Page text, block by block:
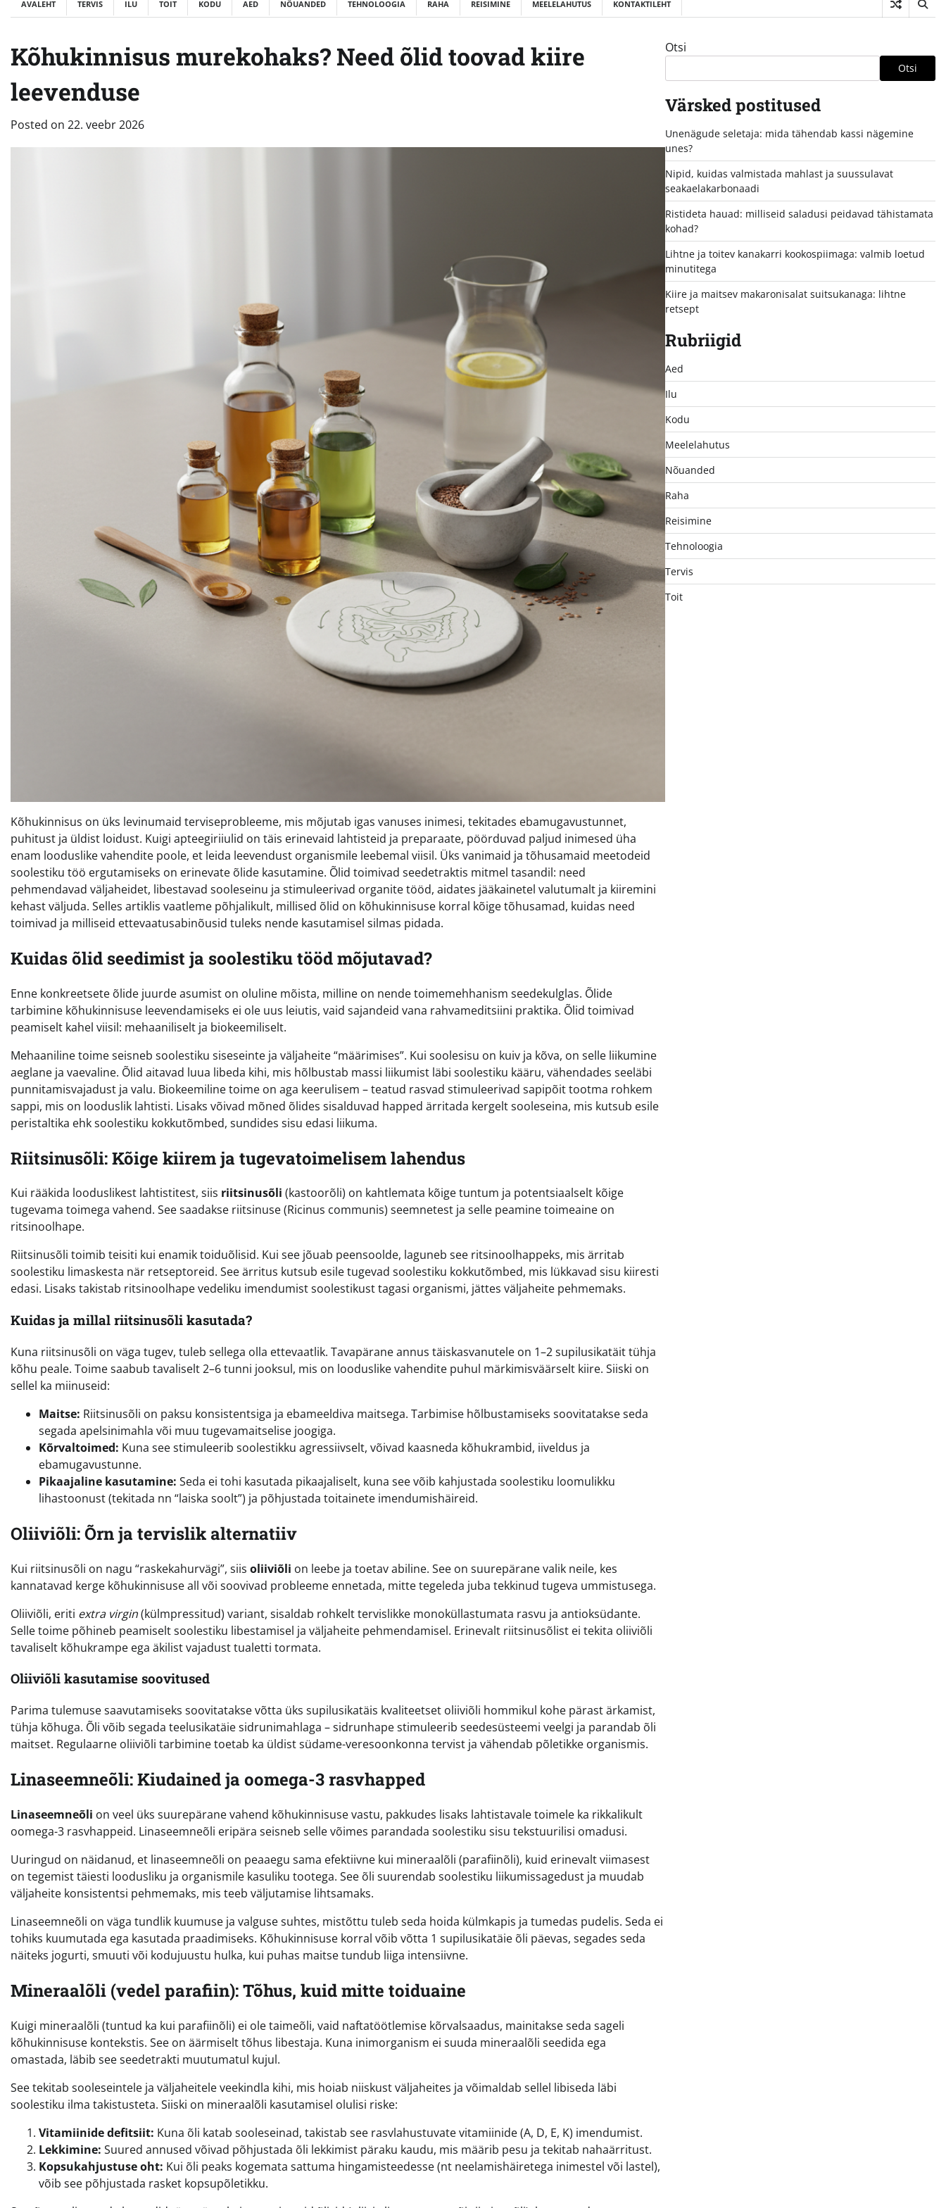
AVALEHT TERVIS ILU TOIT KODU AED NÕUANDED TEHNOLOOGIA RAHA REISIMINE MEELELAHUTUS KONTAKTILEHT
Kõhukinnisus murekohaks? Need õlid toovad kiire
leevenduse
Posted on 22. veebr 2026
Kõhukinnisus on üks levinumaid terviseprobleeme, mis mõjutab igas vanuses inimesi, tekitades ebamugavustunnet,
puhitust ja üldist loidust. Kuigi apteegiriiulid on täis erinevaid lahtisteid ja preparaate, pöörduvad paljud inimesed üha
enam looduslike vahendite poole, et leida leevendust organismile leebemal viisil. Üks vanimaid ja tõhusamaid meetodeid
soolestiku töö ergutamiseks on erinevate õlide kasutamine. Õlid toimivad seedetraktis mitmel tasandil: need
pehmendavad väljaheidet, libestavad sooleseinu ja stimuleerivad organite tööd, aidates jääkainetel valutumalt ja kiiremini
kehast väljuda. Selles artiklis vaatleme põhjalikult, millised õlid on kõhukinnisuse korral kõige tõhusamad, kuidas need
toimivad ja milliseid ettevaatusabinõusid tuleks nende kasutamisel silmas pidada.
Kuidas õlid seedimist ja soolestiku tööd mõjutavad?
Enne konkreetsete õlide juurde asumist on oluline mõista, milline on nende toimemehhanism seedekulglas. Õlide
tarbimine kõhukinnisuse leevendamiseks ei ole uus leiutis, vaid sajandeid vana rahvameditsiini praktika. Õlid toimivad
peamiselt kahel viisil: mehaaniliselt ja biokeemiliselt.
Mehaaniline toime seisneb soolestiku siseseinte ja väljaheite “määrimises”. Kui soolesisu on kuiv ja kõva, on selle liikumine
aeglane ja vaevaline. Õlid aitavad luua libeda kihi, mis hõlbustab massi liikumist läbi soolestiku kääru, vähendades seeläbi
punnitamisvajadust ja valu. Biokeemiline toime on aga keerulisem – teatud rasvad stimuleerivad sapipõit tootma rohkem
sappi, mis on looduslik lahtisti. Lisaks võivad mõned õlides sisalduvad happed ärritada kergelt sooleseina, mis kutsub esile
peristaltika ehk soolestiku kokkutõmbed, sundides sisu edasi liikuma.
Riitsinusõli: Kõige kiirem ja tugevatoimelisem lahendus
Kui rääkida looduslikest lahtistitest, siis riitsinusõli (kastoorõli) on kahtlemata kõige tuntum ja potentsiaalselt kõige
tugevama toimega vahend. See saadakse riitsinuse (Ricinus communis) seemnetest ja selle peamine toimeaine on
ritsinoolhape.
Riitsinusõli toimib teisiti kui enamik toiduõlisid. Kui see jõuab peensoolde, laguneb see ritsinoolhappeks, mis ärritab
soolestiku limaskesta när retseptoreid. See ärritus kutsub esile tugevad soolestiku kokkutõmbed, mis lükkavad sisu kiiresti
edasi. Lisaks takistab ritsinoolhape vedeliku imendumist soolestikust tagasi organismi, jättes väljaheite pehmemaks.
Kuidas ja millal riitsinusõli kasutada?
Kuna riitsinusõli on väga tugev, tuleb sellega olla ettevaatlik. Tavapärane annus täiskasvanutele on 1–2 supilusikatäit tühja
kõhu peale. Toime saabub tavaliselt 2–6 tunni jooksul, mis on looduslike vahendite puhul märkimisväärselt kiire. Siiski on
sellel ka miinuseid:
Maitse: Riitsinusõli on paksu konsistentsiga ja ebameeldiva maitsega. Tarbimise hõlbustamiseks soovitatakse seda
segada apelsinimahla või muu tugevamaitselise joogiga.
Kõrvaltoimed: Kuna see stimuleerib soolestikku agressiivselt, võivad kaasneda kõhukrambid, iiveldus ja
ebamugavustunne.
Pikaajaline kasutamine: Seda ei tohi kasutada pikaajaliselt, kuna see võib kahjustada soolestiku loomulikku
lihastoonust (tekitada nn “laiska soolt”) ja põhjustada toitainete imendumishäireid.
Oliiviõli: Õrn ja tervislik alternatiiv
Kui riitsinusõli on nagu “raskekahurvägi”, siis oliiviõli on leebe ja toetav abiline. See on suurepärane valik neile, kes
kannatavad kerge kõhukinnisuse all või soovivad probleeme ennetada, mitte tegeleda juba tekkinud tugeva ummistusega.
Oliiviõli, eriti extra virgin(külmpressitud) variant, sisaldab rohkelt tervislikke monoküllastumata rasvu ja antioksüdante.
Selle toime põhineb peamiselt soolestiku libestamisel ja väljaheite pehmendamisel. Erinevalt riitsinusõlist ei tekita oliiviõli
tavaliselt kõhukrampe ega äkilist vajadust tualetti tormata.
Oliiviõli kasutamise soovitused
Parima tulemuse saavutamiseks soovitatakse võtta üks supilusikatäis kvaliteetset oliiviõli hommikul kohe pärast ärkamist,
tühja kõhuga. Õli võib segada teelusikatäie sidrunimahlaga – sidrunhape stimuleerib seedesüsteemi veelgi ja parandab õli
maitset. Regulaarne oliiviõli tarbimine toetab ka üldist südame-veresoonkonna tervist ja vähendab põletikke organismis.
Linaseemneõli: Kiudained ja oomega-3 rasvhapped
Linaseemneõli on veel üks suurepärane vahend kõhukinnisuse vastu, pakkudes lisaks lahtistavale toimele ka rikkalikult
oomega-3 rasvhappeid. Linaseemneõli eripära seisneb selle võimes parandada soolestiku sisu tekstuurilisi omadusi.
Uuringud on näidanud, et linaseemneõli on peaaegu sama efektiivne kui mineraalõli (parafiinõli), kuid erinevalt viimasest
on tegemist täiesti loodusliku ja organismile kasuliku tootega. See õli suurendab soolestiku liikumissagedust ja muudab
väljaheite konsistentsi pehmemaks, mis teeb väljutamise lihtsamaks.
Linaseemneõli on väga tundlik kuumuse ja valguse suhtes, mistõttu tuleb seda hoida külmkapis ja tumedas pudelis. Seda ei
tohiks kuumutada ega kasutada praadimiseks. Kõhukinnisuse korral võib võtta 1 supilusikatäie õli päevas, segades seda
näiteks jogurti, smuuti või kodujuustu hulka, kui puhas maitse tundub liiga intensiivne.
Mineraalõli (vedel parafiin): Tõhus, kuid mitte toiduaine
Kuigi mineraalõli (tuntud ka kui parafiinõli) ei ole taimeõli, vaid naftatöötlemise kõrvalsaadus, mainitakse seda sageli
kõhukinnisuse kontekstis. See on äärmiselt tõhus libestaja. Kuna inimorganism ei suuda mineraalõli seedida ega
omastada, läbib see seedetrakti muutumatul kujul.
See tekitab sooleseintele ja väljaheitele veekindla kihi, mis hoiab niiskust väljaheites ja võimaldab sellel libiseda läbi
soolestiku ilma takistusteta. Siiski on mineraalõli kasutamisel olulisi riske:
Vitamiinide defitsiit: Kuna õli katab sooleseinad, takistab see rasvlahustuvate vitamiinide (A, D, E, K) imendumist.
Lekkimine: Suured annused võivad põhjustada õli lekkimist päraku kaudu, mis määrib pesu ja tekitab nahaärritust.
Kopsukahjustuse oht: Kui õli peaks kogemata sattuma hingamisteedesse (nt neelamishäiretega inimestel või lastel),
võib see põhjustada rasket kopsupõletikku.
Otsi
Otsi
Värsked postitused
Unenägude seletaja: mida tähendab kassi nägemine
unes?
Nipid, kuidas valmistada mahlast ja suussulavat
seakaelakarbonaadi
Ristideta hauad: milliseid saladusi peidavad tähistamata
kohad?
Lihtne ja toitev kanakarri kookospiimaga: valmib loetud
minutitega
Kiire ja maitsev makaronisalat suitsukanaga: lihtne
retsept
Rubriigid
Aed
Ilu
Kodu
Meelelahutus
Nõuanded
Raha
Reisimine
Tehnoloogia
Tervis
Toit